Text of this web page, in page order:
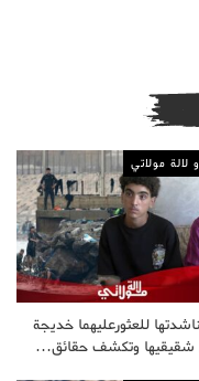
لالة مولاتي
للعثورعليهما خديجة
شقيقيها وتكشف حقائق…